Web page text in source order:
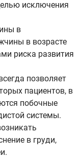
исключения
в
в возрасте
риска развития
позволяет
пациентов, в
побочные
системы.
в груди,